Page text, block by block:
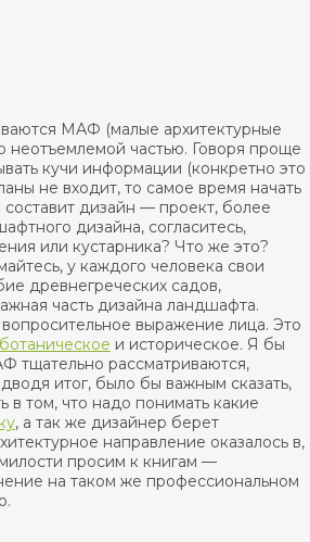
МАФ (малые архитектурные
неотъемлемой частью. Говоря проще
кучи информации (конкретно это
не входит, то самое время начать
дизайн — проект, более
дизайна, согласитесь,
или кустарника? Что же это?
у каждого человека свои
древнегреческих садов,
часть дизайна ландшафта.
выражение лица. Это
ботаническое и историческое. Я бы
тщательно рассматриваются,
итог, было бы важным сказать,
в том, что надо понимать какие
, а так же дизайнер берет
направление оказалось в,
просим к книгам —
на таком же профессиональном